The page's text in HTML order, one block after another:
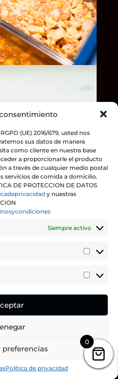
(UE) 2016/679, usted nos
sus datos de manera
como cliente en nuestra base
a proporcionarle el producto
a través de cualquier medio postal
servicios de comida a domicilio.
DE PROTECCION DE DATOS
y nuestras
Siempre activo
preferencias
Política de privacidad
0